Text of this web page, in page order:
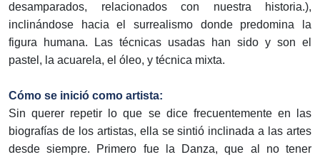
desamparados, relacionados con nuestra historia.),
inclinándose hacia el surrealismo donde predomina la
figura humana. Las técnicas usadas han sido y son el
pastel, la acuarela, el óleo, y técnica mixta.
Cómo se inició como artista:
Sin querer repetir lo que se dice frecuentemente en las
biografías de los artistas, ella se sintió inclinada a las artes
desde siempre. Primero fue la Danza, que al no tener